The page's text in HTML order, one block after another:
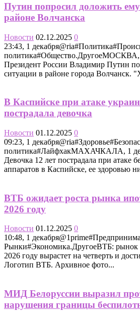
Путин попросил доложить
районе Волчанска
Новости 02.12.2025 0
23:43, 1
Президент России Владимир Путин
ситуации в районе города Волчанск.
В Каспийске при атаке
пострадала девочка
Новости 01.12.2025 0
09:23, 1
политика#ЛайфхакМАХАЧКАЛА, 1
Девочка 12 лет пострадала при атаке
аппаратов в Каспийске, ее здоровью
ВТБ ожидает роста рынка
2026 году
Новости 01.12.2025 0
10:48, 1
Рынки#Экономика.ДругоеВТБ: рынок
2026 году вырастет на четверть и
Логотип ВТБ. Архивное фото...
МИД Белоруссии выразил
нарушения границы